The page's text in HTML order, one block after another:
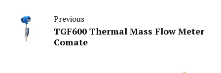
Previous
TGF600 Thermal Mass Flow Meter
Comate